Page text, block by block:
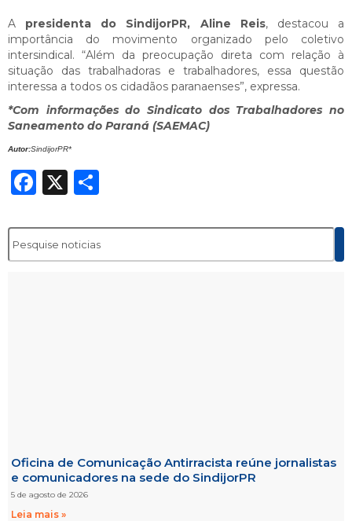
A presidenta do SindijorPR, Aline Reis, destacou a
importância do movimento organizado pelo coletivo
intersindical. “Além da preocupação direta com relação à
situação das trabalhadoras e trabalhadores, essa questão
interessa a todos os cidadãos paranaenses”, expressa.
*Com informações do Sindicato dos Trabalhadores no
Saneamento do Paraná (SAEMAC)
Autor:SindijorPR*
Facebook
X
Oficina de Comunicação Antirracista reúne jornalistas
e comunicadores na sede do SindijorPR
5 de agosto de 2026
Leia mais »